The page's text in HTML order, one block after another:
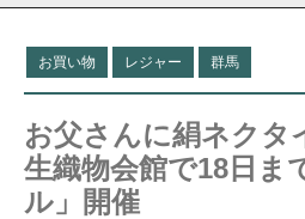
お買い物 レジャー 群馬
お父さんに絹ネクタ
生織物会館で18日ま
ル」開催